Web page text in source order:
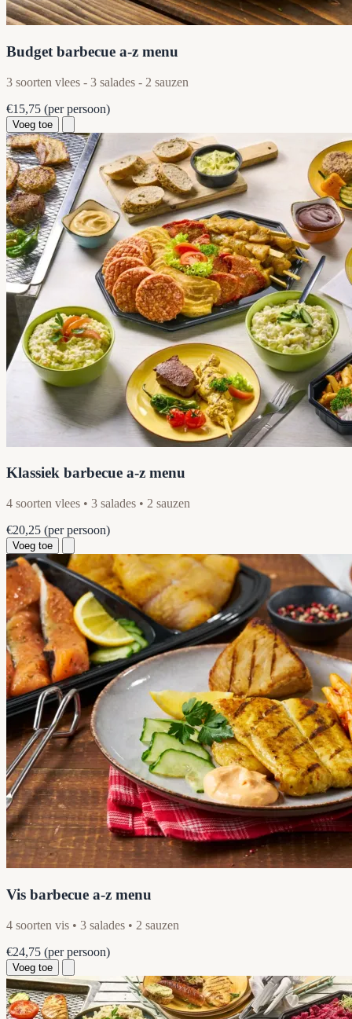
Budget barbecue a-z menu
3 soorten vlees - 3 salades - 2 sauzen
€15,75 (per persoon)
Voeg toe
Klassiek barbecue a-z menu
4 soorten vlees • 3 salades • 2 sauzen
€20,25 (per persoon)
Voeg toe
Vis barbecue a-z menu
4 soorten vis • 3 salades • 2 sauzen
€24,75 (per persoon)
Voeg toe